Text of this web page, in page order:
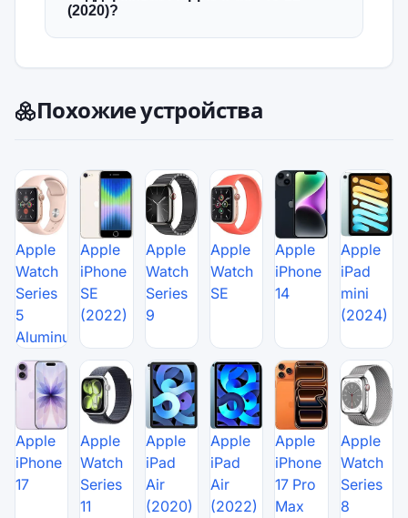
(2020)?
Похожие устройства
Apple
Watch
Series
5
Aluminum
Apple
iPhone
SE
(2022)
Apple
Watch
Series
9
Apple
Watch
SE
Apple
iPhone
14
Apple
iPad
mini
(2024)
Apple
iPhone
17
Apple
Watch
Series
11
Apple
iPad
Air
(2020)
Apple
iPad
Air
(2022)
Apple
iPhone
17 Pro
Max
Apple
Watch
Series
8